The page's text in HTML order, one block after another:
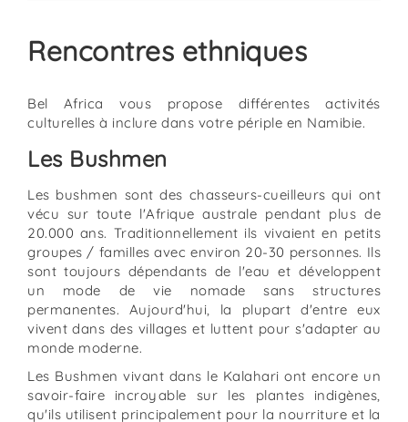
Rencontres ethniques
Bel Africa vous propose différentes activités
culturelles à inclure dans votre périple en Namibie.
Les Bushmen
Les bushmen sont des chasseurs-cueilleurs qui ont
vécu sur toute l'Afrique australe pendant plus de
20.000 ans. Traditionnellement ils vivaient en petits
groupes / familles avec environ 20-30 personnes. Ils
sont toujours dépendants de l'eau et développent
un mode de vie nomade sans structures
permanentes. Aujourd'hui, la plupart d'entre eux
vivent dans des villages et luttent pour s'adapter au
monde moderne.
Les Bushmen vivant dans le Kalahari ont encore un
savoir-faire incroyable sur les plantes indigènes,
qu'ils utilisent principalement pour la nourriture et la